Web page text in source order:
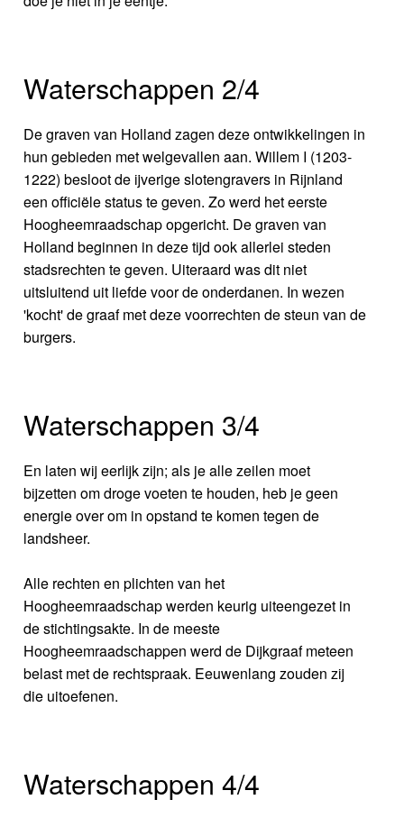
Waterschappen 2/4
De graven van Holland zagen deze ontwikkelingen in
hun gebieden met welgevallen aan. Willem I (1203-
1222) besloot de ijverige slotengravers in Rijnland
een officiële status te geven. Zo werd het eerste
Hoogheemraadschap opgericht. De graven van
Holland beginnen in deze tijd ook allerlei steden
stadsrechten te geven. Uiteraard was dit niet
uitsluitend uit liefde voor de onderdanen. In wezen
'kocht' de graaf met deze voorrechten de steun van de
burgers.
Waterschappen 3/4
En laten wij eerlijk zijn; als je alle zeilen moet
bijzetten om droge voeten te houden, heb je geen
energie over om in opstand te komen tegen de
landsheer.
Alle rechten en plichten van het
Hoogheemraadschap werden keurig uiteengezet in
de stichtingsakte. In de meeste
Hoogheemraadschappen werd de Dijkgraaf meteen
belast met de rechtspraak. Eeuwenlang zouden zij
die uitoefenen.
Waterschappen 4/4